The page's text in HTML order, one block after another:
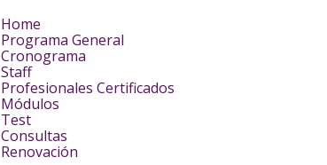
Home
Programa General
Cronograma
Staff
Profesionales Certificados
Módulos
Test
Consultas
Renovación